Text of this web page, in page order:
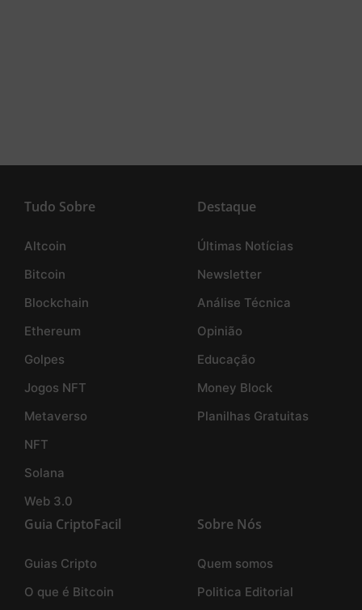
Tudo Sobre
Altcoin
Bitcoin
Blockchain
Ethereum
Golpes
Jogos NFT
Metaverso
NFT
Solana
Web 3.0
Destaque
Últimas Notícias
Newsletter
Análise Técnica
Opinião
Educação
Money Block
Planilhas Gratuitas
Guia CriptoFacil
Guias Cripto
O que é Bitcoin
Sobre Nós
Quem somos
Politica Editorial